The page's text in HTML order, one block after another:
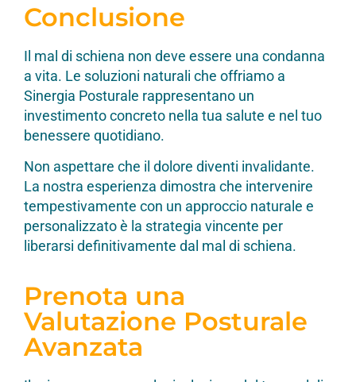
Conclusione
Il mal di schiena non deve essere una condanna
a vita. Le soluzioni naturali che offriamo a
Sinergia Posturale rappresentano un
investimento concreto nella tua salute e nel tuo
benessere quotidiano.
Non aspettare che il dolore diventi invalidante.
La nostra esperienza dimostra che intervenire
tempestivamente con un approccio naturale e
personalizzato è la strategia vincente per
liberarsi definitivamente dal mal di schiena.
Prenota una
Valutazione Posturale
Avanzata